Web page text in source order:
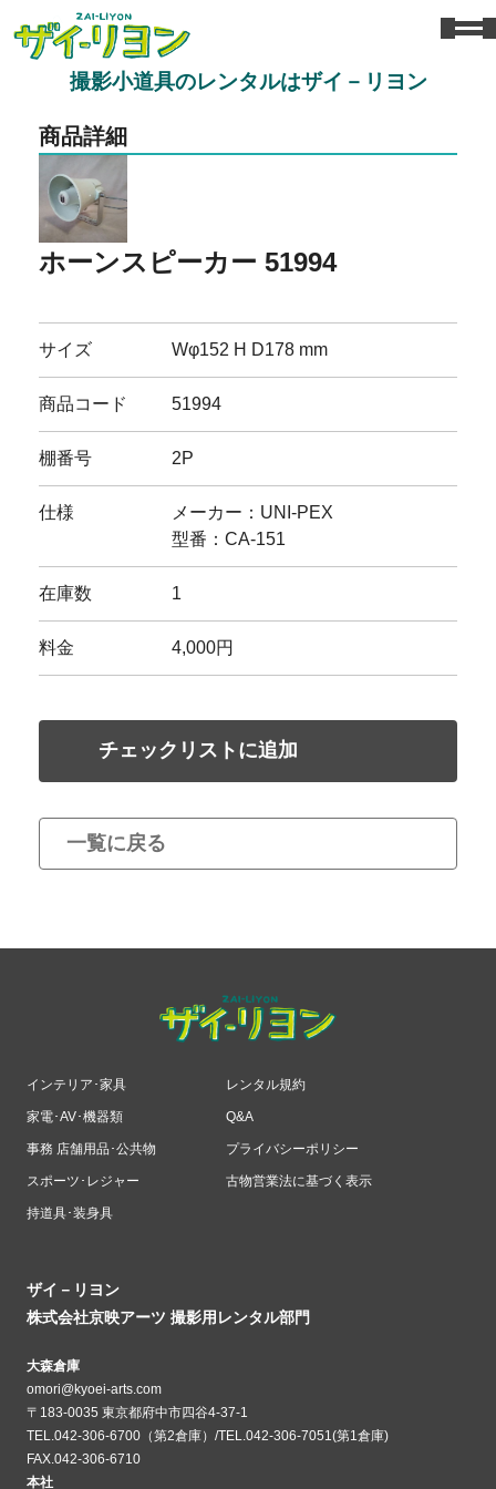
撮影小道具のレンタルはザイ－リヨン
商品詳細
ホーンスピーカー 51994
サイズ Wφ152 H D178 mm
商品コード 51994
棚番号 2P
仕様
メーカー：UNI-PEX
型番：CA-151
在庫数 1
料金 4,000円
チェックリストに追加
一覧に戻る
インテリア･家具
家電･AV･機器類
事務 店舗用品･公共物
スポーツ･レジャー
持道具･装身具
レンタル規約
Q&A
プライバシーポリシー
古物営業法に基づく表示
ザイ－リヨン
株式会社京映アーツ 撮影用レンタル部門
大森倉庫
omori@kyoei-arts.com
〒183-0035 東京都府中市四谷4-37-1
TEL.042-306-6700（第2倉庫）/TEL.042-306-7051(第1倉庫)
FAX.042-306-6710
本社